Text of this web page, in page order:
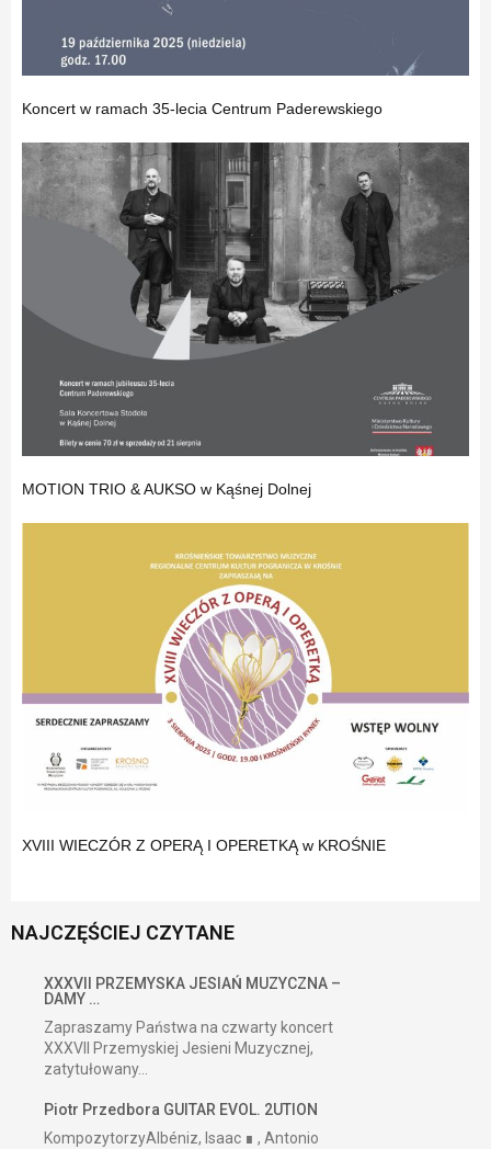
Koncert w ramach 35-lecia Centrum Paderewskiego
MOTION TRIO & AUKSO w Kąśnej Dolnej
XVIII WIECZÓR Z OPERĄ I OPERETKĄ w KROŚNIE
NAJCZĘŚCIEJ CZYTANE
XXXVII PRZEMYSKA JESIAŃ MUZYCZNA –
DAMY …
Zapraszamy Państwa na czwarty koncert
XXXVII Przemyskiej Jesieni Muzycznej,
zatytułowany...
Piotr Przedbora GUITAR EVOL. 2UTION
KompozytorzyAlbéniz, Isaac ∎ , Antonio